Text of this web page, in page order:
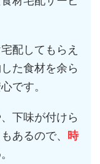
配してもらえ
た食材を余ら
です。
下味が付けら
あるので、
時